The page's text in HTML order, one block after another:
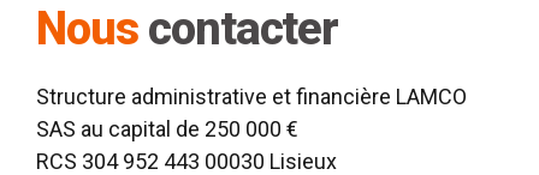
Nous contacter
Structure administrative et financière LAMCO
SAS au capital de 250 000 €
RCS 304 952 443 00030 Lisieux